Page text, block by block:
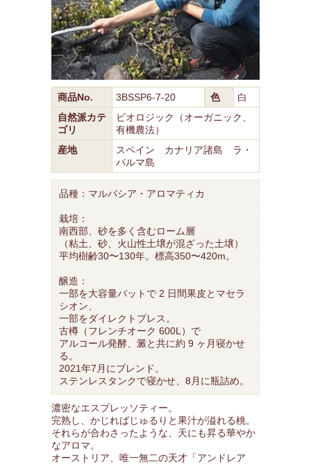
商品No. 3BSSP6-7-20 色
白
自然派カテ
ゴリ
ビオロジック（オーガニック、
有機農法）
産地
スペイン カナリア諸島 ラ・
パルマ島
品種：マルバシア・アロマティカ
栽培：
南西部、砂を多く含むローム層
（粘土、砂、火山性土壌が混ざった土壌）
平均樹齢30〜130年。標高350〜420m。
醸造：
一部を大容量バットで 2 日間果皮とマセラ
シオン、
一部をダイレクトプレス。
古樽（フレンチオーク 600L）で
アルコール発酵、澱と共に約 9 ヶ月寝かせ
る。
2021年7月にブレンド。
ステンレスタンクで寝かせ、8月に瓶詰め。
濃密なエスプレッソティー。
完熟し、かじればじゅるりと果汁が溢れる桃。
それらが合わさったような、天にも昇る華やか
なアロマ。
オーストリア、唯一無二の天才「アンドレア